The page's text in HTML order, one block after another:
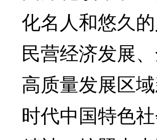
化名人和悠久
民营经济发展
高质量发展区
时代中国特色